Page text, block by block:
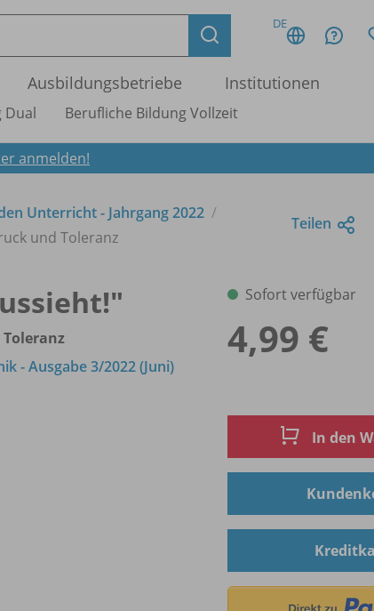
DE
Ausbildungsbetriebe Institutionen
Dual Berufliche Bildung Vollzeit
anmelden!
Unterricht - Jahrgang 2022
und Toleranz
Teilen
- Ausgabe 3/2022 (Juni)
Sofort verfügbar
4,99 €
In den